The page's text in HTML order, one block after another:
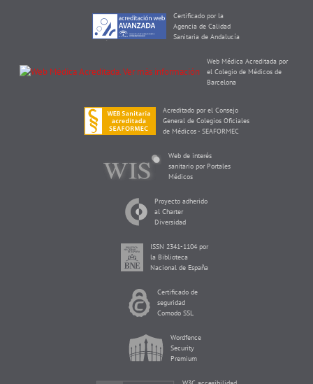
Certificado por la
Agencia de Calidad
Sanitaria de Andalucía
Web Médica Acreditada por
el Colegio de Médicos de
Barcelona
Acreditado por el Consejo
General de Colegios Oficiales
de Médicos - SEAFORMEC
Web de interés
sanitario por Portales
Médicos
Proyecto adherido
al Charter
Diversidad
ISSN 2341-1104 por
la Biblioteca
Nacional de España
Certificado de
seguridad
Comodo SSL
Wordfence
Security
Premium